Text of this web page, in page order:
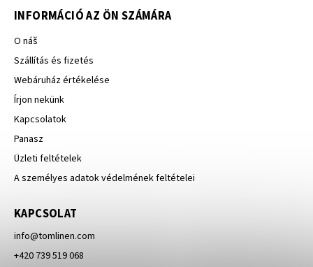
INFORMÁCIÓ AZ ÖN SZÁMÁRA
O náš
Szállítás és fizetés
Webáruház értékelése
Írjon nekünk
Kapcsolatok
Panasz
Üzleti feltételek
A személyes adatok védelmének feltételei
KAPCSOLAT
info@tomlinen.com
+420 739 519 068